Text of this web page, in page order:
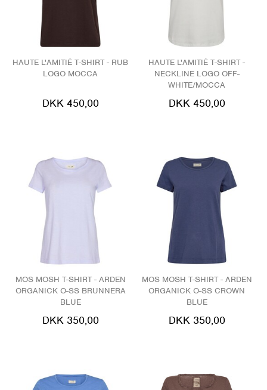
HAUTE L'AMITIÉ T-SHIRT - RUB
LOGO MOCCA
DKK 450,00
HAUTE L'AMITIÉ T-SHIRT -
NECKLINE LOGO OFF-
WHITE/MOCCA
DKK 450,00
MOS MOSH T-SHIRT - ARDEN
ORGANICK O-SS BRUNNERA
BLUE
DKK 350,00
MOS MOSH T-SHIRT - ARDEN
ORGANICK O-SS CROWN
BLUE
DKK 350,00